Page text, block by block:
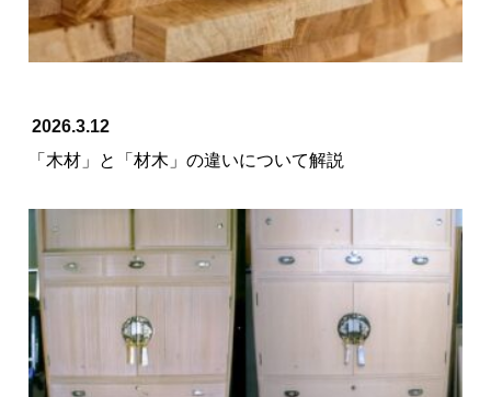
2026.3.12
「木材」と「材木」の違いについて解説